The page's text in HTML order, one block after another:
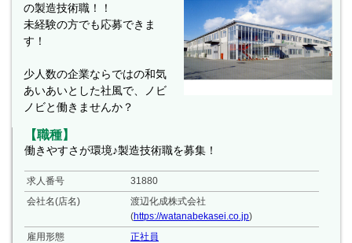
の製造技術職！！
未経験の方でも応募できま
す！
少人数の企業ならではの和気
あいあいとした社風で、ノビ
ノビと働きませんか？
【職種】
働きやすさが環境♪製造技術職を募集！
求人番号
31880
会社名(店名)
渡辺化成株式会社
(https://watanabekasei.co.jp)
雇用形態
正社員